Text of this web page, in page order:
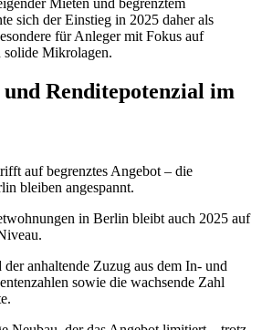
sich der Einstieg in 2025 daher als
für Anleger mit Fokus auf
solide Mikrolagen.
Renditepotenzial im
auf begrenztes Angebot – die
bleiben angespannt.
in Berlin bleibt auch 2025 auf
anhaltende Zuzug aus dem In- und
sowie die wachsende Zahl